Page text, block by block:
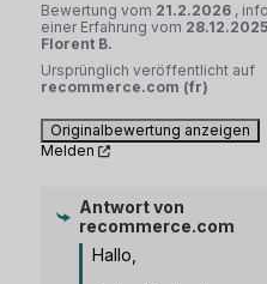
Bewertung vom 21.2.2026 ,
einer Erfahrung vom 28.12.2025
Florent B.
Ursprünglich veröffentlicht auf
recommerce.com (fr)
Originalbewertung anzeigen
Melden
Antwort von
recommerce.com
Hallo,